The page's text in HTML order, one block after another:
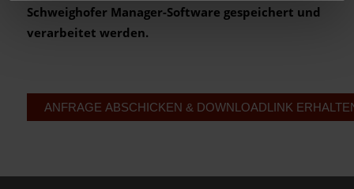
Schweighofer Manager-Software gespeichert und
verarbeitet werden.